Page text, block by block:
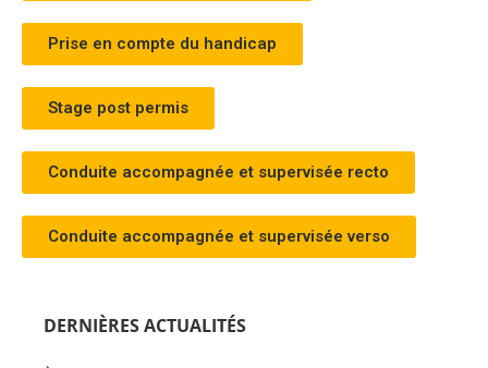
Prise en compte du handicap
Stage post permis
Conduite accompagnée et supervisée recto
Conduite accompagnée et supervisée verso
DERNIÈRES ACTUALITÉS